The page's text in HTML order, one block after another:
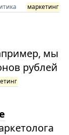
маркетинг
мы
рублей